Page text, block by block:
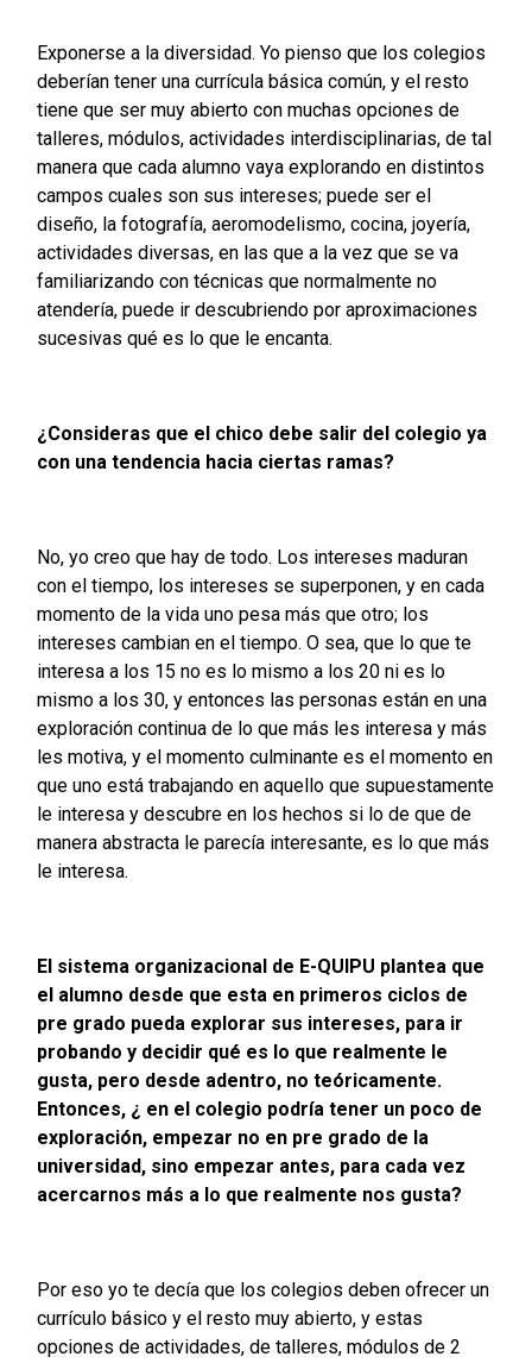
Exponerse a la diversidad. Yo pienso que los colegios
deberían tener una currícula básica común, y el resto
tiene que ser muy abierto con muchas opciones de
talleres, módulos, actividades interdisciplinarias, de tal
manera que cada alumno vaya explorando en distintos
campos cuales son sus intereses; puede ser el
diseño, la fotografía, aeromodelismo, cocina, joyería,
actividades diversas, en las que a la vez que se va
familiarizando con técnicas que normalmente no
atendería, puede ir descubriendo por aproximaciones
sucesivas qué es lo que le encanta.
¿Consideras que el chico debe salir del colegio ya
con una tendencia hacia ciertas ramas?
No, yo creo que hay de todo. Los intereses maduran
con el tiempo, los intereses se superponen, y en cada
momento de la vida uno pesa más que otro; los
intereses cambian en el tiempo. O sea, que lo que te
interesa a los 15 no es lo mismo a los 20 ni es lo
mismo a los 30, y entonces las personas están en una
exploración continua de lo que más les interesa y más
les motiva, y el momento culminante es el momento en
que uno está trabajando en aquello que supuestamente
le interesa y descubre en los hechos si lo de que de
manera abstracta le parecía interesante, es lo que más
le interesa.
El sistema organizacional de E-QUIPU plantea que
el alumno desde que esta en primeros ciclos de
pre grado pueda explorar sus intereses, para ir
probando y decidir qué es lo que realmente le
gusta, pero desde adentro, no teóricamente.
Entonces, ¿ en el colegio podría tener un poco de
exploración, empezar no en pre grado de la
universidad, sino empezar antes, para cada vez
acercarnos más a lo que realmente nos gusta?
Por eso yo te decía que los colegios deben ofrecer un
currículo básico y el resto muy abierto, y estas
opciones de actividades, de talleres, módulos de 2